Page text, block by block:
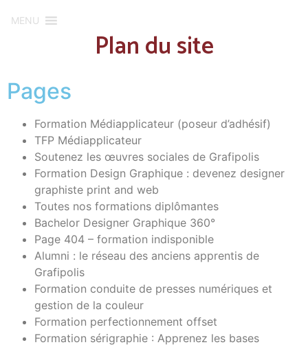
MENU
Plan du site
Pages
Formation Médiapplicateur (poseur d’adhésif)
TFP Médiapplicateur
Soutenez les œuvres sociales de Grafipolis
Formation Design Graphique : devenez designer
graphiste print and web
Toutes nos formations diplômantes
Bachelor Designer Graphique 360°
Page 404 – formation indisponible
Alumni : le réseau des anciens apprentis de
Grafipolis
Formation conduite de presses numériques et
gestion de la couleur
Formation perfectionnement offset
Formation sérigraphie : Apprenez les bases